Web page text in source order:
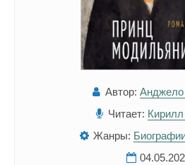
Автор: Анджело
Читает:
Жанры: